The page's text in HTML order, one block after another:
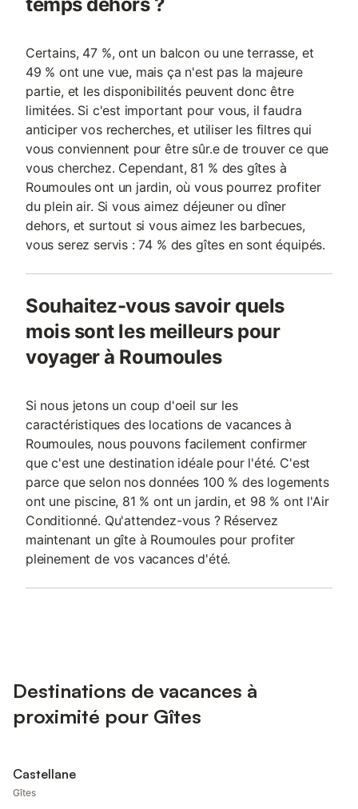
Certains, 47 %, ont un balcon ou une terrasse, et
49 % ont une vue, mais ça n'est pas la majeure
partie, et les disponibilités peuvent donc être
limitées. Si c'est important pour vous, il faudra
anticiper vos recherches, et utiliser les filtres qui
vous conviennent pour être sûr.e de trouver ce que
vous cherchez. Cependant, 81 % des gîtes à
Roumoules ont un jardin, où vous pourrez profiter
du plein air. Si vous aimez déjeuner ou dîner
dehors, et surtout si vous aimez les barbecues,
vous serez servis : 74 % des gîtes en sont équipés.
Souhaitez-vous savoir quels
mois sont les meilleurs pour
voyager à Roumoules
Si nous jetons un coup d'oeil sur les
caractéristiques des locations de vacances à
Roumoules, nous pouvons facilement confirmer
que c'est une destination idéale pour l'été. C'est
parce que selon nos données 100 % des logements
ont une piscine, 81 % ont un jardin, et 98 % ont l'Air
Conditionné. Qu'attendez-vous ? Réservez
maintenant un gîte à Roumoules pour profiter
pleinement de vos vacances d'été.
Destinations de vacances à
proximité pour Gîtes
Castellane
Gîtes